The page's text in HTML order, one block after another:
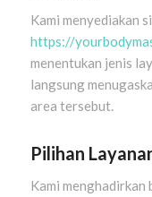
Kami menyediakan
https://
menentukan jenis
langsung
area tersebut.
Pilihan
Kami